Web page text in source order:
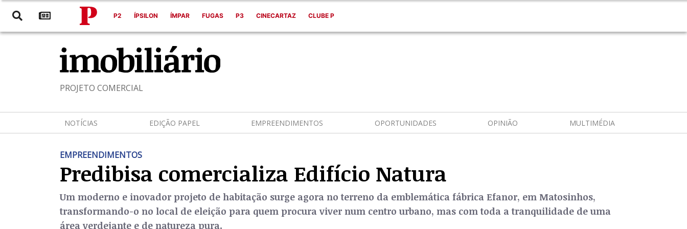
P2 ÍPSILON ÍMPAR FUGAS P3 CINECARTAZ CLUBE P
PROJETO COMERCIAL
NOTÍCIAS EDIÇÃO PAPEL EMPREENDIMENTOS OPORTUNIDADES OPINIÃO MULTIMÉDIA
EMPREENDIMENTOS
Predibisa comercializa Edifício Natura
Um moderno e inovador projeto de habitação surge agora no terreno da emblemática fábrica Efanor, em Matosinhos,
transformando-o no local de eleição para quem procura viver num centro urbano, mas com toda a tranquilidade de uma
área verdejante e de natureza pura.